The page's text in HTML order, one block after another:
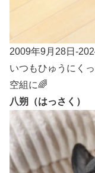
2009年9月28日-
いつもひゅうにく
空組に🌈
八朔（はっさく）